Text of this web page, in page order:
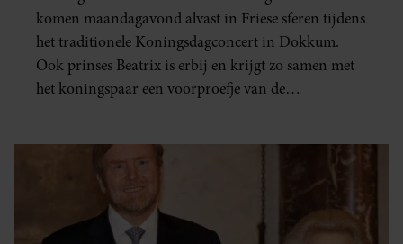
komen maandagavond alvast in Friese sferen tijdens
het traditionele Koningsdagconcert in Dokkum.
Ook prinses Beatrix is erbij en krijgt zo samen met
het koningspaar een voorproefje van de